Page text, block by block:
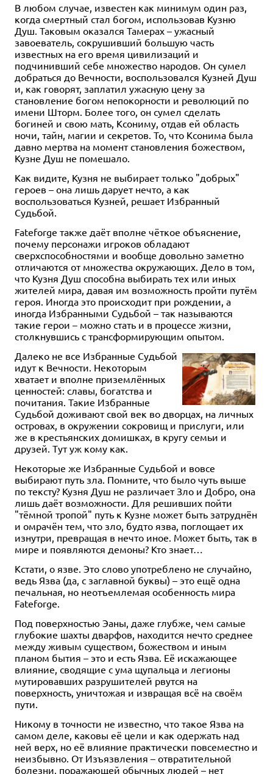
В любом случае, известен как минимум один раз,
когда смертный стал богом, использовав Кузню
Душ. Таковым оказался Тамерах – ужасный
завоеватель, сокрушивший большую часть
известных на его время цивилизаций и
подчинивший себе множество народов. Он сумел
добраться до Вечности, воспользовался Кузней Душ
и, как говорят, заплатил ужасную цену за
становление богом непокорности и революций по
имени Шторм. Более того, он сумел сделать
богиней и свою мать, Ксониму, отдав ей область
ночи, тайн, магии и секретов. То, что Ксонима была
давно мертва на момент становления божеством,
Кузне Душ не помешало.
Как видите, Кузня не выбирает только "добрых"
героев – она лишь дарует нечто, а как
воспользоваться Кузней, решает Избранный
Судьбой.
Fateforge также даёт вполне чёткое объяснение,
почему персонажи игроков обладают
сверхспособностями и вообще довольно заметно
отличаются от множества окружающих. Дело в том,
что Кузня Душ способна выбирать тех или иных
жителей мира, давая им возможность пройти путём
героя. Иногда это происходит при рождении, а
иногда Избранными Судьбой – так называются
такие герои – можно стать и в процессе жизни,
столкнувшись с трансформирующим опытом.
Далеко не все Избранные Судьбой
идут к Вечности. Некоторым
хватает и вполне приземлённых
ценностей: славы, богатства и
почитания. Такие Избранные
Судьбой доживают свой век во дворцах, на личных
островах, в окружении сокровищ и прислуги, или
же в крестьянских домишках, в кругу семьи и
друзей. Тут уж кому как.
Некоторые же Избранные Судьбой и вовсе
выбирают путь зла. Помните, что было чуть выше
по тексту? Кузня Душ не различает Зло и Добро, она
лишь даёт возможности. Для решивших пойти
"тёмной тропой" путь к Кузне может быть затруднён
и омрачён тем, что зло, будто язва, поглощает их
изнутри, превращая в нечто иное. Может быть, так в
мире и появляются демоны? Кто знает…
Кстати, о язве. Это слово употреблено не случайно,
ведь Язва (да, с заглавной буквы) – это ещё одна
печальная, но неотъемлемая особенность мира
Fateforge.
Под поверхностью Эаны, даже глубже, чем самые
глубокие шахты дварфов, находится нечто среднее
между живым существом, божеством и иным
планом бытия – это и есть Язва. Её искажающее
влияние, сводящие с ума щупальца и легионы
мутировавших разрушителей рвутся на
поверхность, уничтожая и извращая всё на своём
пути.
Никому в точности не известно, что такое Язва на
самом деле, каковы её цели и как одержать над
ней верх, но её влияние практически повсеместно и
неизбывно. От Изъязвления – отвратительной
болезни, поражающей обычных людей – нет